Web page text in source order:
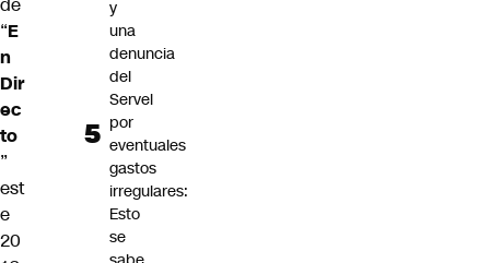
“E
n
Dir
ec
to
”
est
e
20
y
una
denuncia
del
Servel
por
eventuales
gastos
irregulares:
Esto
se